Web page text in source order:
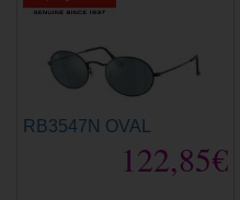
RB3547N OVAL
122,85€